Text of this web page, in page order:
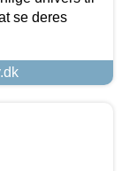
se deres